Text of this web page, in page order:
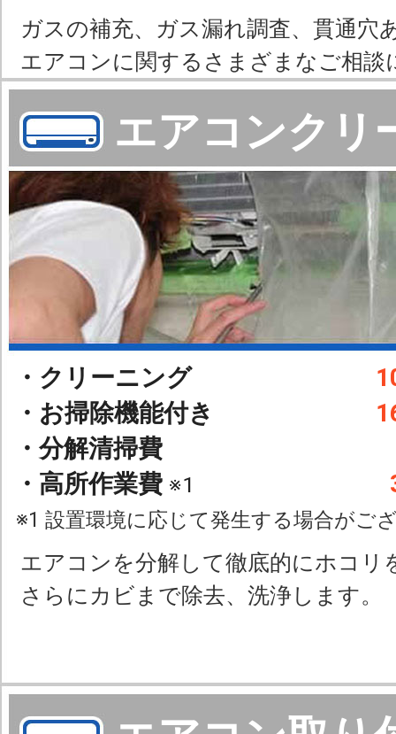
ガスの補充、ガス漏れ調査、貫通穴
エアコンに関するさまざまなご相談
エアコンクリ
・クリーニング
・お掃除機能付き
・分解清掃費
・高所作業費 ※1
※1 設置環境に応じて発生する場合がご
エアコンを分解して徹底的にホコリ
さらにカビまで除去、洗浄します。